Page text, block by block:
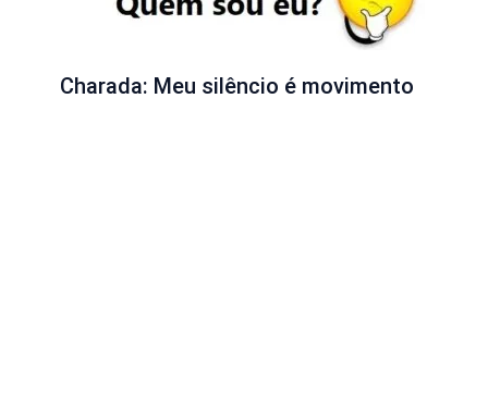
Charada: Meu silêncio é movimento